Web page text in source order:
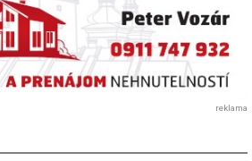
reklama